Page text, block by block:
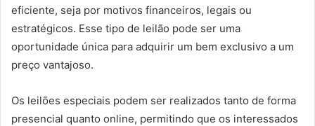
eficiente, seja por motivos financeiros, legais ou
estratégicos. Esse tipo de leilão pode ser uma
oportunidade única para adquirir um bem exclusivo a um
preço vantajoso.
Os leilões especiais podem ser realizados tanto de forma
presencial quanto online, permitindo que os interessados